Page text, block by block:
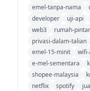
emel-tanpa-nama
developer
uji-api
web3
rumah-pintar
privasi-dalam-talian
emel-15-minit
e-mel-sementara
shopee-malaysia
netflix
spotify